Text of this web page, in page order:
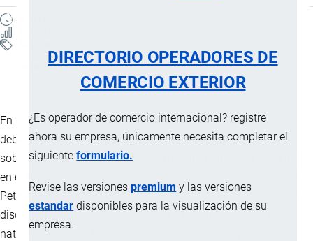
DIRECTORIO OPERADORES DE
COMERCIO EXTERIOR
¿Es operador de comercio internacional? registre
ahora su empresa, únicamente necesita completar el
siguienteformulario.
Revise las versionespremium y las versiones
estandar disponibles para la visualización de su
empresa.
Exportaciones
En 2026, el sector petrolero ecuatoriano vuelve al centro del
debate económico y energético tras el anuncio del Gobierno
sobre supuestas aplicaciones de fractura hidráulica (fracking)
en el Bloque 57, en la Amazonía. La operación, ejecutada por
Petroecuador junto con la empresa china CCDC, ha generado
discusión técnica y política debido a las dudas sobre la
naturaleza real de la tecnología utilizada y su impacto en la